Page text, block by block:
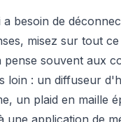
besoin de
misez sur tout
pense souvent aux
loin : un diffuseur
un plaid en maille
une application de